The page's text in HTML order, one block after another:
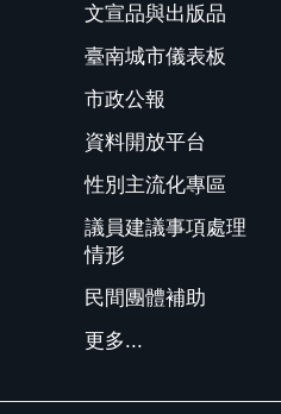
文宣品與出版品
臺南城市儀表板
市政公報
資料開放平台
性別主流化專區
議員建議事項處理
情形
民間團體補助
更多...